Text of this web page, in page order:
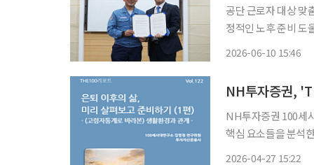
공단 근로자 대상 맞춤형 연금
정적인 노후 준비 도울 것" 한국투자증권이 울산석유화학공업단지 노
2026-06-10 15:46
NH투자증권,
NH투자증권 100세
핵심 요소들을 분석한 보고서를 내놨다. 27일
2026-04-27 15:22